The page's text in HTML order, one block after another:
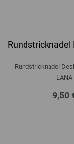
Rundstricknadel
Rundstricknadel
LANA
9,50